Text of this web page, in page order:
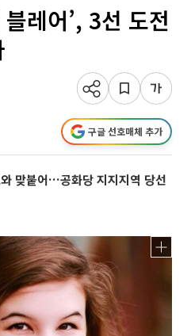
레어’, 3선 도전
구글 선호매체 추가
맞붙어…공화당 지지지역 당선